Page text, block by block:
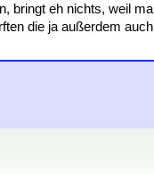
bringt eh nichts, weil
die ja außerdem